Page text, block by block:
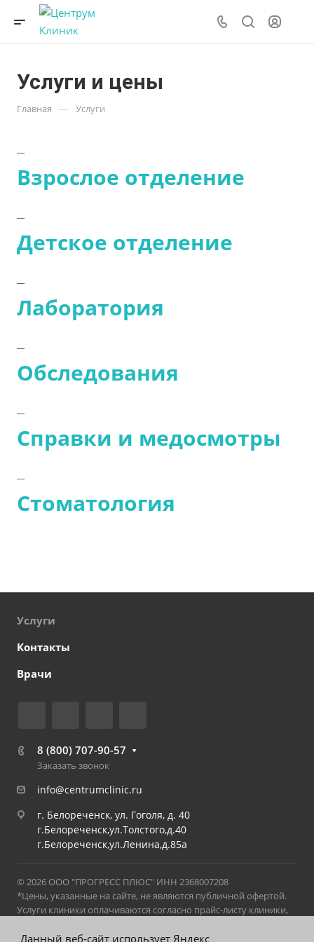
Услуги и цены
Главная — Услуги
Взрослое отделение
Детское отделение
Лаборатория
Обследования
Справки и медосмотры
Стоматология
Услуги
Контакты
Врачи
8 (800) 707-90-57
Заказать звонок
info@centrumclinic.ru
г. Белореченск, ул. Гоголя, д. 40
г.Белореченск,ул.Толстого,д.40
г.Белореченск,ул.Ленина,д.85а
© 2026 ООО "ПРОГРЕСС ПЛЮС" ИНН 2368007208
*Цены, указанные на сайте, не являются публичной офертой.
Услуги клиники оплачиваются согласно прайс-листу клиники,
прайс-листом можно ознакомиться в клинике на стойке
Данный веб-сайт использует Яндекс